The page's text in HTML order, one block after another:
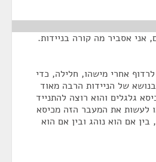
אני אסביר מה קורה בניידות.
אחרי מישהו, חלילה, כדי
של הניידות הרבה מאוד
גלגלים והוא רוצה להתנייד
לעשות את המעבר הזה מכיסא
אם הוא נוהג ובין אם הוא